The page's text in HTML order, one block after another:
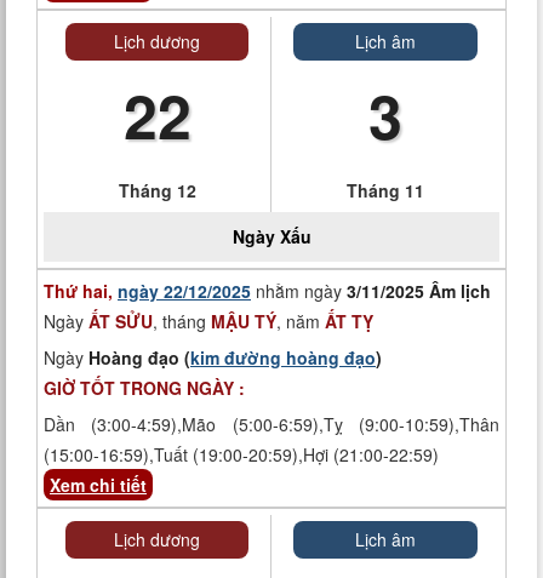
Lịch dương
22
Tháng 12
Lịch âm
3
Tháng 11
Ngày Xấu
Thứ hai, ngày 22/12/2025 nhằm ngày 3/11/2025 Âm lịch
Ngày ẤT SỬU, tháng MẬU TÝ, năm ẤT TỴ
Ngày Hoàng đạo (kim đường hoàng đạo)
GIỜ TỐT TRONG NGÀY :
Dần (3:00-4:59),Mão (5:00-6:59),Tỵ (9:00-10:59),Thân
(15:00-16:59),Tuất (19:00-20:59),Hợi (21:00-22:59)
Xem chi tiết
Lịch dương Lịch âm